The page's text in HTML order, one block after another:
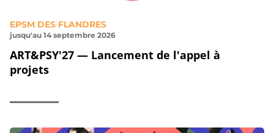
EPSM DES FLANDRES
jusqu'au 14 septembre 2026
ART&PSY'27 — Lancement de l'appel à
projets